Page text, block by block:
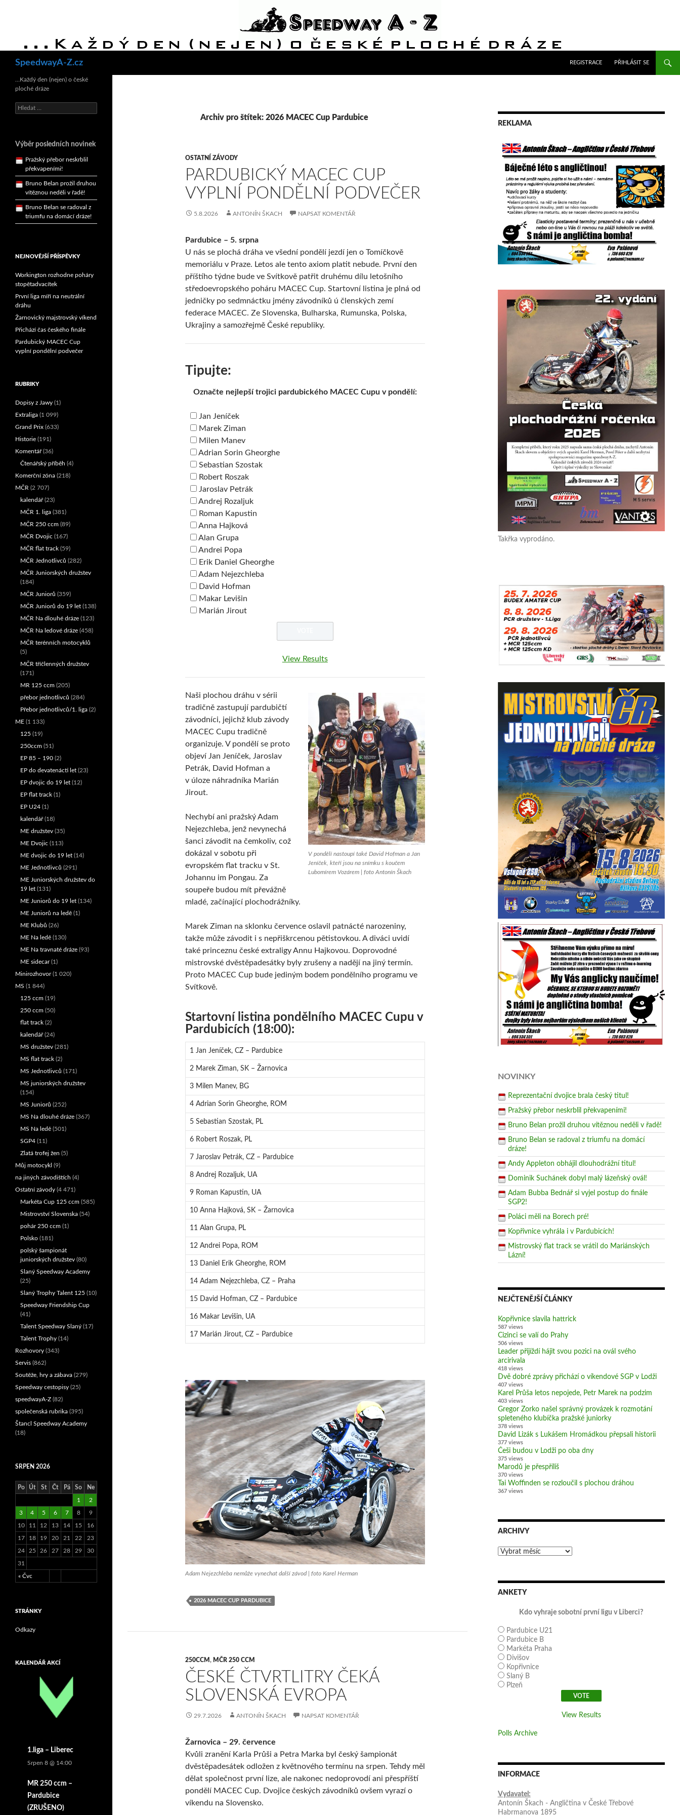
SpeedwayA-Z.cz
REGISTRACE
PŘIHLÁSIT SE
Archiv pro štítek: 2026 MACEC Cup Pardubice
OSTATNÍ ZÁVODY
PARDUBICKÝ MACEC CUP
VYPLNÍ PONDĚLNÍ PODVEČER
5.8.2026 ANTONÍN ŠKACH NAPSAT KOMENTÁŘ
Pardubice – 5. srpna
U nás se plochá dráha ve všední pondělí jezdí jen o Tomíčkově
memoriálu v Praze. Letos ale tento axiom platit nebude. První den
příštího týdne bude ve Svítkově patřit druhému dílu letošního
středoevropského poháru MACEC Cup. Startovní listina je plná od
jedničky po sedmnáctku jmény závodníků ú členských zemí
federace MACEC. Ze Slovenska, Bulharska, Rumunska, Polska,
Ukrajiny a samozřejmě České republiky.
Tipujte:
Označte nejlepší trojici pardubického MACEC Cupu v pondělí:
Jan Jeníček
Marek Ziman
Milen Manev
Adrian Sorin Gheorghe
Sebastian Szostak
Robert Roszak
Jaroslav Petrák
Andrej Rozaljuk
Roman Kapustin
Anna Hajková
Alan Grupa
Andrei Popa
Erik Daniel Gheorghe
Adam Nejezchleba
David Hofman
Makar Levišin
Marián Jirout
View Results
V pondělí nastoupí také David Hofman a Jan
Jeníček, kteří jsou na snímku s koučem
Lubomírem Vozárem | foto Antonín Škach
Naši plochou dráhu v sérii
tradičně zastupují pardubičtí
závodníci, jejichž klub závody
MACEC Cupu tradičně
organizuje. V pondělí se proto
objeví Jan Jeníček, Jaroslav
Petrák, David Hofman a
v úloze náhradníka Marián
Jirout.
Nechybí ani pražský Adam
Nejezchleba, jenž nevynechá
šanci závodit na čemkoliv, což
dokázal v sobotu při
evropském flat tracku v St.
Johannu im Pongau. Za
soupeře budou mít převážně
mladé, začínající plochodrážníky.
Marek Ziman na sklonku července oslavil patnácté narozeniny,
takže může závodit i s nepřiškrcenou pětistovkou. A diváci uvidí
také princeznu české extraligy Annu Hajkovou. Doprovodné
mistrovské dvěstěpadesátky byly zrušeny a nadějí na jiný termín.
Proto MACEC Cup bude jediným bodem pondělního programu ve
Svítkově.
Startovní listina pondělního MACEC Cupu v
Pardubicích (18:00):
1 Jan Jeníček, CZ – Pardubice
2 Marek Ziman, SK – Žarnovica
3 Milen Manev, BG
4 Adrian Sorin Gheorghe, ROM
5 Sebastian Szostak, PL
6 Robert Roszak, PL
7 Jaroslav Petrák, CZ – Pardubice
8 Andrej Rozaljuk, UA
9 Roman Kapustin, UA
10 Anna Hajková, SK – Žarnovica
11 Alan Grupa, PL
12 Andrei Popa, ROM
13 Daniel Erik Gheorghe, ROM
14 Adam Nejezchleba, CZ – Praha
15 David Hofman, CZ – Pardubice
16 Makar Levišin, UA
17 Marián Jirout, CZ – Pardubice
Adam Nejezchleba nemůže vynechat další závod | foto Karel Herman
2026 MACEC CUP PARDUBICE
250CCM , MČR 250 CCM
ČESKÉ ČTVRTLITRY ČEKÁ
SLOVENSKÁ EVROPA
29.7.2026 ANTONÍN ŠKACH NAPSAT KOMENTÁŘ
Žarnovica – 29. července
Kvůli zranění Karla Průši a Petra Marka byl český šampionát
dvěstěpadesátek odložen z květnového termínu na srpen. Tehdy měl
dělat společnost první lize, ale nakonec nedoprovodí ani přespříští
pondělí MACEC Cup. Dvojice českých závodníků ovšem vyrazí o
víkendu na Slovensko.
REKLAMA
Takřka vyprodáno.
NOVINKY
Reprezentační dvojice brala český titul!
Pražský přebor neskrblil překvapeními!
Bruno Belan prožil druhou vítěznou neděli v řadě!
Bruno Belan se radoval z triumfu na domácí
dráze!
Andy Appleton obhájil dlouhodrážní titul!
Dominik Suchánek dobyl malý lázeňský ovál!
Adam Bubba Bednář si vyjel postup do finále
SGP2!
Poláci měli na Borech pré!
Kopřivnice vyhrála i v Pardubicích!
Mistrovský flat track se vrátil do Mariánských
Lázní!
NEJČTENĚJŠÍ ČLÁNKY
Kopřivnice slavila hattrick
587 views
Cizinci se valí do Prahy
506 views
Leader přijíždí hájit svou pozici na ovál svého
arcirivala
418 views
Dvě dobré zprávy přichází o víkendové SGP v Lodži
407 views
Karel Průša letos nepojede, Petr Marek na podzim
403 views
Gregor Zorko našel správný provázek k rozmotání
spleteného klubíčka pražské juniorky
378 views
David Lizák s Lukášem Hromádkou přepsali historii
377 views
Češi budou v Lodži po oba dny
375 views
Marodů je přespříliš
370 views
Tai Woffinden se rozloučil s plochou dráhou
367 views
ARCHIVY
Archivy
ANKETY
Kdo vyhraje sobotní první ligu v Liberci?
Pardubice U21
Pardubice B
Markéta Praha
Divišov
Kopřivnice
Slaný B
Plzeň
View Results
Polls Archive
INFORMACE
Vydavatel:
Antonín Škach - Angličtina v České Třebové
Habrmanova 1895
…Každý den (nejen) o české
ploché dráze
Vyhledávání
Výběr posledních novinek
triumfu na domácí dráze!
dlouhodrážní titul!
Pražský přebor neskrblil
překvapeními!
Bruno Belan prožil druhou
vítěznou neděli v řadě!
Bruno Belan se radoval z
NEJNOVĚJŠÍ PŘÍSPĚVKY
Workington rozhodne poháry
stopětadvacítek
První liga míří na neutrální
dráhu
Žarnovický majstrovský víkend
Přichází čas českého finále
Pardubický MACEC Cup
vyplní pondělní podvečer
RUBRIKY
Dopisy z Jawy (1)
Extraliga (1 099)
Grand Prix (633)
Historie (191)
Komentář(36)
Čtenářský příběh (4)
Komerční zóna (218)
MČR (2 707)
kalendář(23)
MČR 1. liga (381)
MČR 250 ccm (89)
MČR Dvojic (167)
MČR flat track (59)
MČR Jednotlivců (282)
MČR Juniorských družstev
(184)
MČR Juniorů (359)
MČR Juniorů do 19 let (138)
MČR Na dlouhé dráze (123)
MČR Na ledové dráze (458)
MČR terénních motocyklů
(5)
MČR tříčlenných družstev
(171)
MR 125 ccm (205)
přebor jednotlivců (284)
Přebor jednotlivců/1. liga (2)
ME (1 133)
125 (19)
250ccm (51)
EP 85 – 190 (2)
EP do devatenácti let (23)
EP dvojic do 19 let (12)
EP flat track (1)
EP U24 (1)
kalendář(18)
ME družstev (35)
ME Dvojic (113)
ME dvojic do 19 let (14)
ME Jednotlivců (291)
ME Juniorských družstev do
19 let (131)
ME Juniorů do 19 let (134)
ME Juniorů na ledě (1)
ME Klubů (26)
ME Na ledě (130)
ME Na travnaté dráze (93)
ME sidecar(1)
Minirozhovor(1 020)
MS (1 844)
125 ccm (19)
250 ccm (50)
flat track (2)
kalendář(24)
MS družstev (281)
MS flat track (2)
MS Jednotlivců (171)
MS juniorských družstev
(154)
MS Juniorů (252)
MS Na dlouhé dráze (367)
MS Na ledě (501)
SGP4 (11)
Zlatá trofej žen (5)
Můj motocykl (9)
na jiných závodištích (4)
Ostatní závody (4 471)
Markéta Cup 125 ccm (585)
Mistrovství Slovenska (54)
pohár 250 ccm (1)
Polsko (181)
polský šampionát
juniorských družstev (80)
Slaný Speedway Academy
(25)
Slaný Trophy Talent 125 (10)
Speedway Friendship Cup
(41)
Talent Speedway Slaný (17)
Talent Trophy (14)
Rozhovory (343)
Servis (862)
Soutěže, hry a zábava (279)
Speedway cestopisy (25)
speedwayA-Z (82)
společenská rubrika (395)
Štancl Speedway Academy
(18)
SRPEN 2026
Po Út St Čt Pá So Ne
« Čvc
1 2
3 4 5 6 7 8 9
10 11 12 13 14 15 16
17 18 19 20 21 22 23
24 25 26 27 28 29 30
31
STRÁNKY
Odkazy
KALENDÁŘ AKCÍ
1.liga – Liberec
Srpen 8 @ 14:00
MR 250 ccm –
Pardubice
(ZRUŠENO)